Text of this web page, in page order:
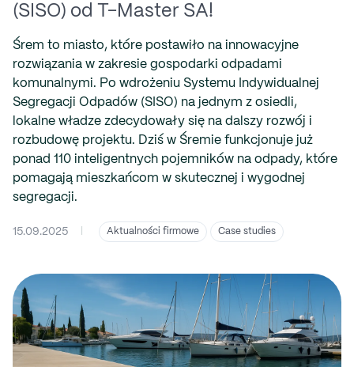
(SISO) od T-Master SA!
Śrem to miasto, które postawiło na innowacyjne
rozwiązania w zakresie gospodarki odpadami
komunalnymi. Po wdrożeniu Systemu Indywidualnej
Segregacji Odpadów (SISO) na jednym z osiedli,
lokalne władze zdecydowały się na dalszy rozwój i
rozbudowę projektu. Dziś w Śremie funkcjonuje już
ponad 110 inteligentnych pojemników na odpady, które
pomagają mieszkańcom w skutecznej i wygodnej
segregacji.
15.09.2025 Aktualności firmowe Case studies